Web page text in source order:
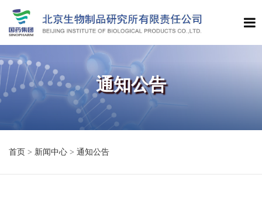
通知公告
首页 > 新闻中心 > 通知公告